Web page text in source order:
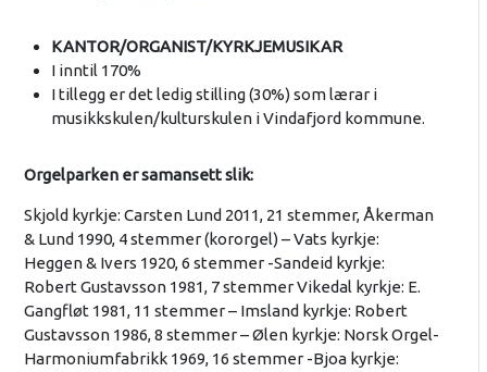
KANTOR/ORGANIST/KYRKJEMUSIKAR
I inntil 170%
I tillegg er det ledig stilling (30%) som lærar i
musikkskulen/kulturskulen i Vindafjord kommune.
Orgelparken er samansett slik:
Skjold kyrkje: Carsten Lund 2011, 21 stemmer, Åkerman
& Lund 1990, 4 stemmer (kororgel) – Vats kyrkje:
Heggen & Ivers 1920, 6 stemmer -Sandeid kyrkje:
Robert Gustavsson 1981, 7 stemmer Vikedal kyrkje: E.
Gangfløt 1981, 11 stemmer – Imsland kyrkje: Robert
Gustavsson 1986, 8 stemmer – Ølen kyrkje: Norsk Orgel-
Harmoniumfabrikk 1969, 16 stemmer -Bjoa kyrkje: